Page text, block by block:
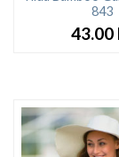
843
43.00